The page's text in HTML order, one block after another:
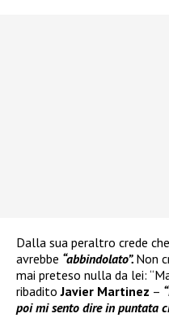
Dalla sua peraltro crede
avrebbe “abbindolato”. Non
mai preteso nulla da lei:
ribadito Javier Martinez –
poi mi sento dire in puntata